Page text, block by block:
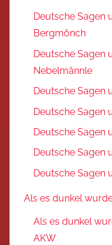
Deutsche Sagen
Bergmönch
Deutsche Sagen
Nebelmännle
Deutsche Sagen
Deutsche Sagen
Deutsche Sagen
Deutsche Sagen
Deutsche Sagen
Als es dunkel
Als es dunkel
AKW